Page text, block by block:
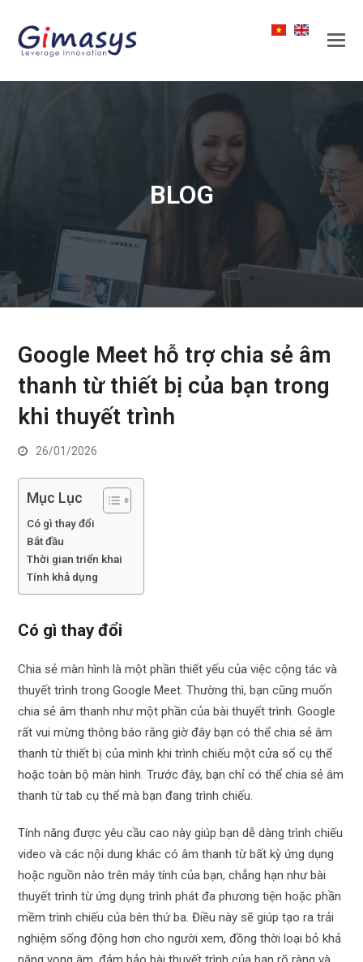
BLOG
Google Meet hỗ trợ chia sẻ âm
thanh từ thiết bị của bạn trong
khi thuyết trình
26/01/2026
Mục Lục
Có gì thay đổi
Bắt đầu
Thời gian triển khai
Tính khả dụng
Có gì thay đổi
Chia sẻ màn hình là một phần thiết yếu của việc cộng tác và
thuyết trình trong Google Meet. Thường thì, bạn cũng muốn
chia sẻ âm thanh như một phần của bài thuyết trình. Google
rất vui mừng thông báo rằng giờ đây bạn có thể chia sẻ âm
thanh từ thiết bị của mình khi trình chiếu một cửa sổ cụ thể
hoặc toàn bộ màn hình. Trước đây, bạn chỉ có thể chia sẻ âm
thanh từ tab cụ thể mà bạn đang trình chiếu.
Tính năng được yêu cầu cao này giúp bạn dễ dàng trình chiếu
video và các nội dung khác có âm thanh từ bất kỳ ứng dụng
hoặc nguồn nào trên máy tính của bạn, chẳng hạn như bài
thuyết trình từ ứng dụng trình phát đa phương tiện hoặc phần
mềm trình chiếu của bên thứ ba. Điều này sẽ giúp tạo ra trải
nghiệm sống động hơn cho người xem, đồng thời loại bỏ khả